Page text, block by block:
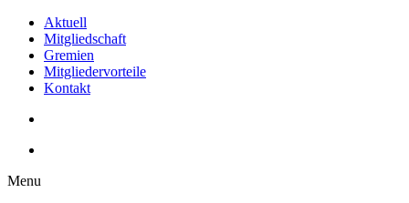
Aktuell
Mitgliedschaft
Gremien
Mitgliedervorteile
Kontakt
Menu